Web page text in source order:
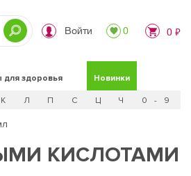
Войти 0 0 ₽
Новинки
для здоровья
К Л П С Ц Ч 0 - 9
КИСЛОТАМИ